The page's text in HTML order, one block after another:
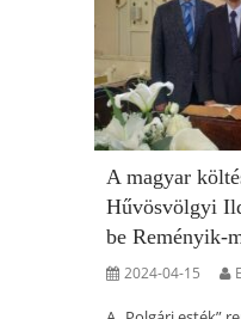
A magyar
Hűvösvölgyi
be Reményik-
2024-04-15